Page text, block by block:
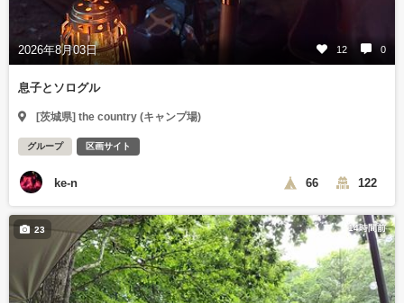
2026年8月03日 12 0
息子とソログル
[茨城県] the country (キャンプ場)
グループ 区画サイト
ke-n 66 122
14時間前
23